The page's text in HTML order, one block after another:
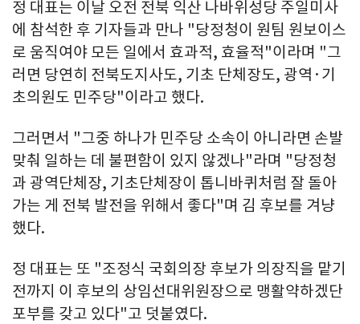
정 대표는 이날 오전 전북 익산 나바위성당 주일미사
에 참석한 후 기자들과 만나 "당정청이 원팀 원보이스
로 움직여야 모든 일에서 효과적, 효율적"이라며 "그
러면 당연히 전북도지사도, 기초 단체장도, 광역·기
초의원도 민주당"이라고 했다.
그러면서 "그중 하나가 민주당 소속이 아니라면 손발
맞춰 일하는 데 불편함이 있지 않겠나"라며 "당정청
과 광역단체장, 기초단체장이 톱니바퀴처럼 잘 돌아
가는 게 전북 발전을 위해서 좋다"며 김 후보를 겨냥
했다.
정 대표는 또 "조정식 국회의장 후보가 의장직을 맡기
전까지 이 후보의 상임선대위원장으로 맹활약하겠단
포부를 갖고 있다"고 덧붙였다.